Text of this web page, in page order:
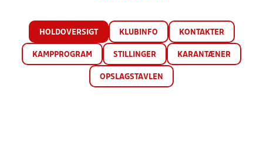
HOLDOVERSIGT KLUBINFO KONTAKTER
KAMPPROGRAM STILLINGER KARANTÆNER
OPSLAGSTAVLEN